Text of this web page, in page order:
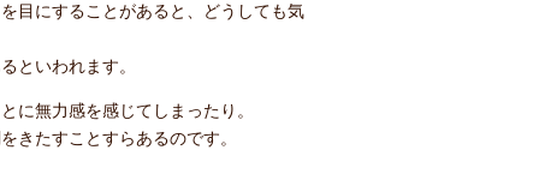
目にすることがあると、どうしても気
といわれます。
に無力感を感じてしまったり。
きたすことすらあるのです。